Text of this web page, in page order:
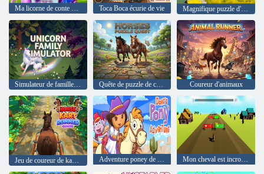
Ma licorne de conte de fées Toca Boca écurie de vie Magnifique puzzle d'étalon
Simulateur de famille Licorne Quête de puzzle de chevaux Coureur d'animaux
Adventure poney de Dora Mon cheval est incroyable